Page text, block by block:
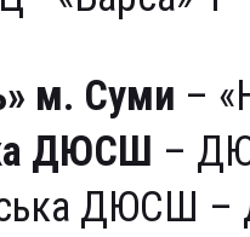
м. Суми –
ДЮСШ –
ДЮСШ